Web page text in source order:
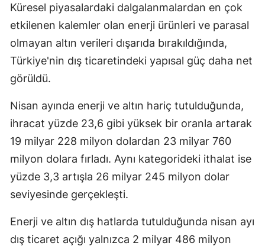
Küresel piyasalardaki dalgalanmalardan en çok
etkilenen kalemler olan enerji ürünleri ve parasal
olmayan altın verileri dışarıda bırakıldığında,
Türkiye'nin dış ticaretindeki yapısal güç daha net
görüldü.
Nisan ayında enerji ve altın hariç tutulduğunda,
ihracat yüzde 23,6 gibi yüksek bir oranla artarak
19 milyar 228 milyon dolardan 23 milyar 760
milyon dolara fırladı. Aynı kategorideki ithalat ise
yüzde 3,3 artışla 26 milyar 245 milyon dolar
seviyesinde gerçekleşti.
Enerji ve altın dış hatlarda tutulduğunda nisan ayı
dış ticaret açığı yalnızca 2 milyar 486 milyon